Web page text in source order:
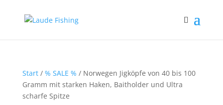
Start/ % SALE % / Norwegen Jigköpfe von 40 bis 100
Gramm mit starken Haken, Baitholder und Ultra
scharfe Spitze